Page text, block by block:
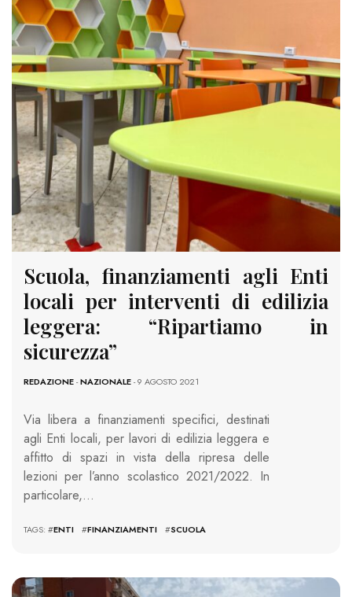
Scuola, finanziamenti agli Enti
locali per interventi di edilizia
leggera: “Ripartiamo in
sicurezza”
REDAZIONE-NAZIONALE- 9 AGOSTO 2021
Via libera a finanziamenti specifici, destinati
agli Enti locali, per lavori di edilizia leggera e
affitto di spazi in vista della ripresa delle
lezioni per l’anno scolastico 2021/2022. In
particolare,…
TAGS: #ENTI #FINANZIAMENTI #SCUOLA